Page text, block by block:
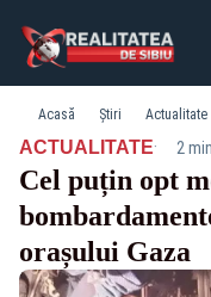
Acasă Știri Actualitate
ACTUALITATE· 2
Cel puțin opt
orașului Gaza